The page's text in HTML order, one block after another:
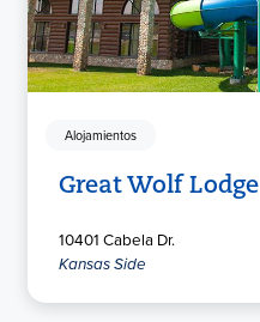
Alojamientos
Great Wolf Lodge
10401 Cabela Dr.
Kansas Side